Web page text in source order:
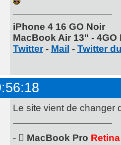
iPhone 4 16 GO Noir
MacBook Air 13" - 4GO
Twitter- Mail - Twitter
Le site vient de changer
-  MacBook Pro Retina